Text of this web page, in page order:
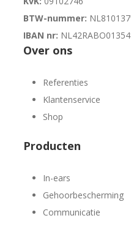
BTW-nummer:
IBAN nr:
Over ons
Referenties
Klantenservice
Shop
Producten
In-ears
Gehoorbescherming
Communicatie